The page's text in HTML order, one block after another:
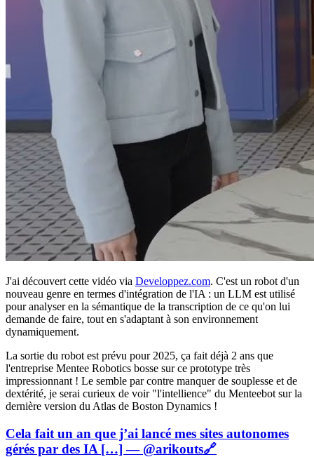
J'ai découvert cette vidéo via Developpez.com. C'est un robot d'un
nouveau genre en termes d'intégration de l'IA : un LLM est utilisé
pour analyser en la sémantique de la transcription de ce qu'on lui
demande de faire, tout en s'adaptant à son environnement
dynamiquement.
La sortie du robot est prévu pour 2025, ça fait déjà 2 ans que
l'entreprise Mentee Robotics bosse sur ce prototype très
impressionnant ! Le semble par contre manquer de souplesse et de
dextérité, je serai curieux de voir "l'intellience" du Menteebot sur la
dernière version du Atlas de Boston Dynamics !
Cela fait un an que j’ai lancé mes sites autonomes
gérés par des IA […] — @arikouts🔗